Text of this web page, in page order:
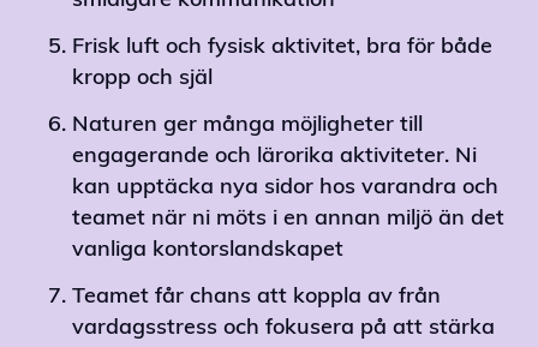
Frisk luft och fysisk aktivitet, bra för både
kropp och själ
Naturen ger många möjligheter till
engagerande och lärorika aktiviteter. Ni
kan upptäcka nya sidor hos varandra och
teamet när ni möts i en annan miljö än det
vanliga kontorslandskapet
Teamet får chans att koppla av från
vardagsstress och fokusera på att stärka